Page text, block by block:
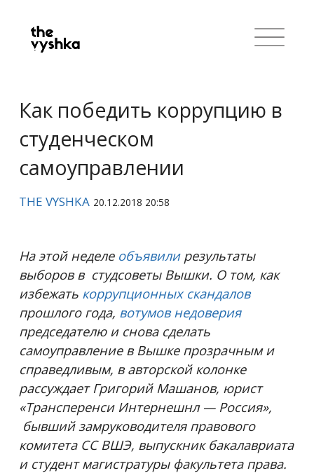
Как победить коррупцию в
студенческом
самоуправлении
THE VYSHKA 20.12.2018 20:58
На этой неделе объявилирезультаты
выборов в студсоветы Вышки. О том, как
избежать коррупционных скандалов
прошлого года, вотумов недоверия
председателю и снова сделать
самоуправление в Вышке прозрачным и
справедливым, в авторской колонке
рассуждает Григорий Машанов, юрист
«Трансперенси Интернешнл —Россия»,
бывший замруководителя правового
комитета СС ВШЭ, выпускник бакалавриата
и студент магистратуры факультета права.